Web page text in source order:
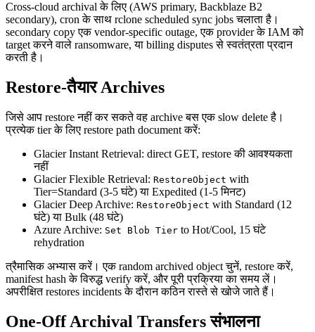
Cross-cloud archival के लिए (AWS primary, Backblaze B2
secondary), cron के साथ rclone scheduled sync jobs चलाता है।
secondary copy एक vendor-specific outage, एक provider के IAM को
target करने वाले ransomware, या billing disputes से स्वतंत्रता प्रदान
करती है।
Restore-तैयार Archives
जिसे आप restore नहीं कर सकते वह archive बस एक slow delete है।
प्रत्येक tier के लिए restore path document करें:
Glacier Instant Retrieval: direct GET, restore की आवश्यकता
नहीं
Glacier Flexible Retrieval: RestoreObject with
Tier=Standard (3-5 घंटे) या Expedited (1-5 मिनट)
Glacier Deep Archive: RestoreObject with Standard (12
घंटे) या Bulk (48 घंटे)
Azure Archive: Set Blob Tier to Hot/Cool, 15 घंटे
rehydration
त्रैमासिक अभ्यास करें। एक random archived object चुनें, restore करें,
manifest hash के विरुद्ध verify करें, और पूरी प्रक्रिया का समय लें।
अपरीक्षित restores incidents के दौरान कठिन रास्ते से खोजे जाते हैं।
One-Off Archival Transfers संभालना